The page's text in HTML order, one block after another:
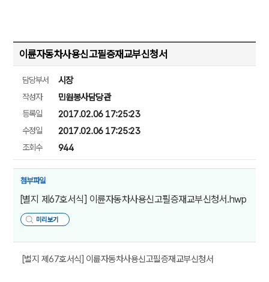
이륜자동차사용신고필증재교부신청서
담당부서 시장
작성자 민원봉사담당관
등록일 2017.02.06 17:25:23
수정일 2017.02.06 17:25:23
조회수 944
첨부파일
[별지 제67호서식] 이륜자동차사용신고필증재교부신청서.hwp
미리보기
[별지 제67호서식] 이륜자동차사용신고필증재교부신청서